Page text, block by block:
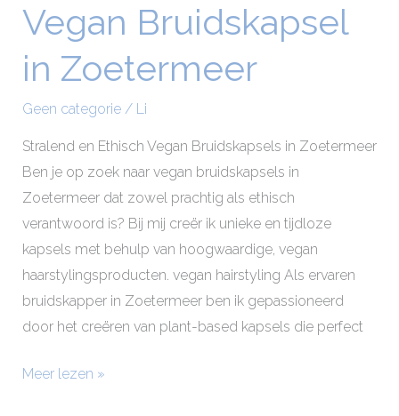
Vegan Bruidskapsel
in Zoetermeer
Geen categorie/ Li
Stralend en Ethisch Vegan Bruidskapsels in Zoetermeer
Ben je op zoek naar vegan bruidskapsels in
Zoetermeer dat zowel prachtig als ethisch
verantwoord is? Bij mij creër ik unieke en tijdloze
kapsels met behulp van hoogwaardige, vegan
haarstylingsproducten. vegan hairstyling Als ervaren
bruidskapper in Zoetermeer ben ik gepassioneerd
door het creëren van plant-based kapsels die perfect
Vegan
Bruidskapsel
in
Meer lezen »